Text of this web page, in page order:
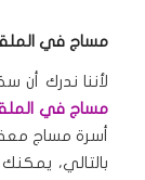
مساج في
لأننا ندرك أن
مساج في
أسرة مساج
بالتالي،